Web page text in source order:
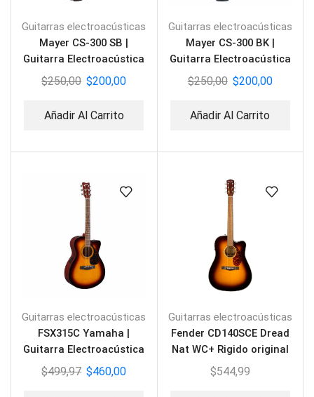
Guitarras electroacústicas
Mayer CS-300 SB |
Guitarra Electroacústica
Silent
$250,00 $200,00
Añadir Al Carrito
Guitarras electroacústicas
Mayer CS-300 BK |
Guitarra Electroacústica
Silent
$250,00 $200,00
Añadir Al Carrito
Guitarras electroacústicas
FSX315C Yamaha |
Guitarra Electroacústica
$499,97 $460,00
Guitarras electroacústicas
Fender CD140SCE Dread
Nat WC+ Rigido original
$544,99